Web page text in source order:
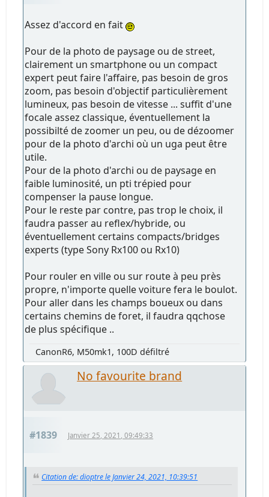
Assez d'accord en fait
Pour de la photo de paysage ou de street,
clairement un smartphone ou un compact
expert peut faire l'affaire, pas besoin de gros
zoom, pas besoin d'objectif particulièrement
lumineux, pas besoin de vitesse ... suffit d'une
focale assez classique, éventuellement la
possibilté de zoomer un peu, ou de dézoomer
pour de la photo d'archi où un uga peut être
utile.
Pour de la photo d'archi ou de paysage en
faible luminosité, un pti trépied pour
compenser la pause longue.
Pour le reste par contre, pas trop le choix, il
faudra passer au reflex/hybride, ou
éventuellement certains compacts/bridges
experts (type Sony Rx100 ou Rx10)
Pour rouler en ville ou sur route à peu près
propre, n'importe quelle voiture fera le boulot.
Pour aller dans les champs boueux ou dans
certains chemins de foret, il faudra qqchose
de plus spécifique ..
CanonR6, M50mk1, 100D défiltré
No favourite brand
#1839 Janvier 25, 2021, 09:49:33
Citation de: dioptre le Janvier 24, 2021, 10:39:51